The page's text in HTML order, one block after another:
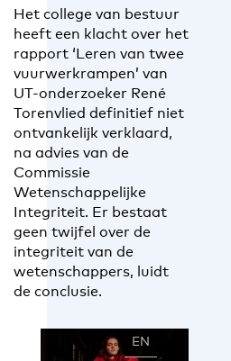
Het college van bestuur
heeft een klacht over het
rapport ‘Leren van twee
vuurwerkrampen’ van
UT-onderzoeker René
Torenvlied definitief niet
ontvankelijk verklaard,
na advies van de
Commissie
Wetenschappelijke
Integriteit. Er bestaat
geen twijfel over de
integriteit van de
wetenschappers, luidt
de conclusie.
EN